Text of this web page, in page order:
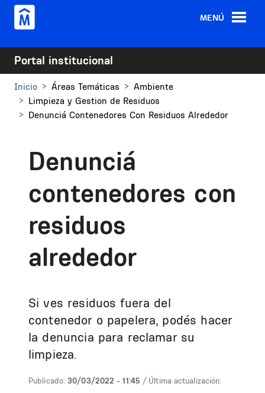
Pasar al contenido principal
MENÚ
Portal institucional
Inicio Áreas Temáticas
Ambiente
Limpieza y Gestion de Residuos
Denunciá Contenedores Con Residuos Alrededor
Denunciá
contenedores con
residuos
alrededor
Si ves residuos fuera del
contenedor o papelera, podés hacer
la denuncia para reclamar su
limpieza.
Publicado: 30/03/2022 - 11:45 / Última actualización: